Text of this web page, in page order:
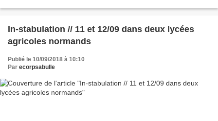
In-stabulation // 11 et 12/09 dans deux lycées
agricoles normands
Publié le 10/09/2018 à 10:10
Par ecorpsabulle